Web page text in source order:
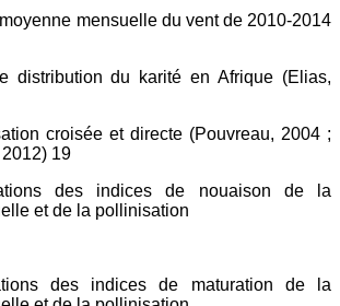
mensuelle du vent de 2010-2014
distribution du karité en Afrique (Elias,
croisée et directe (Pouvreau, 2004 ;
19
des indices de nouaison de la
et de la pollinisation
des indices de maturation de la